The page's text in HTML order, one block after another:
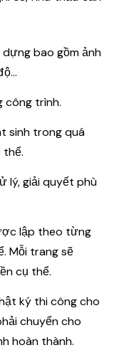
bao gồm ảnh
công trình.
sinh trong quá
thể.
lý, giải quyết phù
lập theo từng
Mỗi trang sẽ
cụ thể.
ký thi công cho
chuyển cho
hoàn thành.